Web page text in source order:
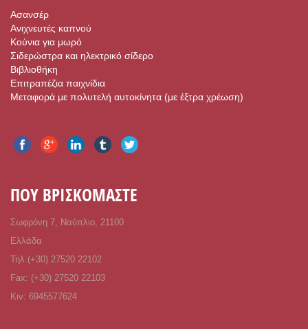
Ασανσέρ
Ανιχνευτές καπνού
Κούνια για μωρό
Σιδερώστρα και ηλεκτρικό σίδερο
Βιβλιοθήκη
Επιτραπέζια παιχνίδια
Μεταφορά με πολυτελή αυτοκίνητα (με έξτρα χρέωση)
ΠΟΥ ΒΡΙΣΚΟΜΑΣΤΕ
Σωφρόνη 7, Ναύπλιο, 21100
Ελλάδα
Τηλ:(+30) 27520 22102
Fax: (+30) 27520 22103
Κιν: 6945577624